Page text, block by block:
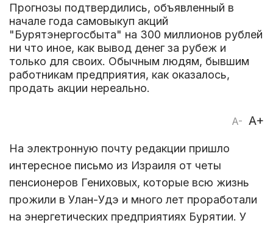
Прогнозы подтвердились, объявленный в
начале года самовыкуп акций
"Бурятэнергосбыта" на 300 миллионов рублей
ни что иное, как вывод денег за рубеж и
только для своих. Обычным людям, бывшим
работникам предприятия, как оказалось,
продать акции нереально.
A- A+
На электронную почту редакции пришло
интересное письмо из Израиля от четы
пенсионеров Гениховых, которые всю жизнь
прожили в Улан-Удэ и много лет проработали
на энергетических предприятиях Бурятии. У